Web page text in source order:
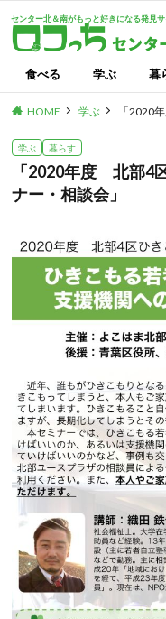
センター北＆南がもっと好きになる発見サ
食べる 学ぶ 暮
HOME 学ぶ 「2020
学ぶ 暮らす
「2020年度 北部4
ナー・相談会」